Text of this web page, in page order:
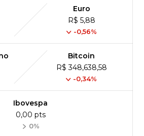
Euro
R$ 5,88
-0,56%
Bitcoin
R$ 348,638,58
-0,34%
Ibovespa
0,00 pts
0%